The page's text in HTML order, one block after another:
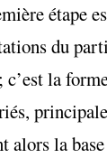
étape
du
la
alors la